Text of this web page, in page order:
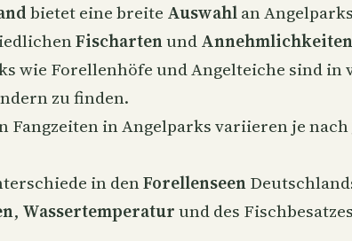
bietet eine breite Auswahlan
FischartenundAnnehmlichkeiten
wie Forellenhöfe und Angelteiche sind in
zu finden.
Fangzeiten in Angelparks variieren je
in denForellenseen
, Wassertemperaturund des